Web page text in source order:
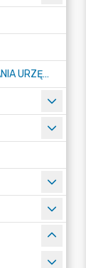
POLITYKA CIĄGŁOŚCI DZIAŁANIA URZĘDU MIASTA ŻORY